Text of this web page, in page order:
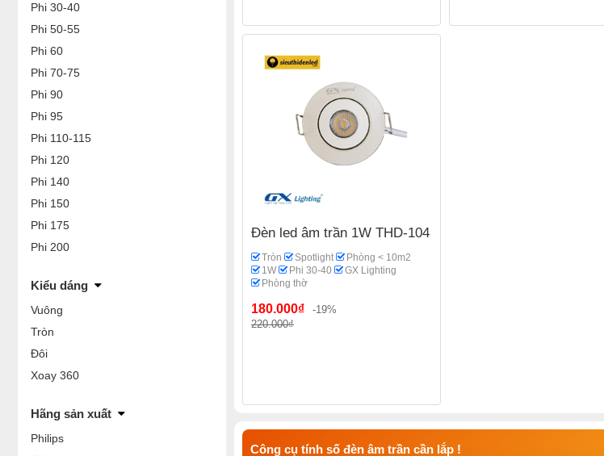
Phi 30-40
Phi 50-55
Phi 60
Phi 70-75
Phi 90
Phi 95
Phi 110-115
Phi 120
Phi 140
Phi 150
Phi 175
Phi 200
Kiểu dáng
Vuông
Tròn
Đôi
Xoay 360
Hãng sản xuất
Philips
Đèn led âm trần 1W THD-104
Tròn Spotlight
Phòng < 10m2
1W
Phi 30-40
GX Lighting
Phòng thờ
180.000₫
-19%
220.000₫
Công cụ tính số đèn âm trần cần lắp !